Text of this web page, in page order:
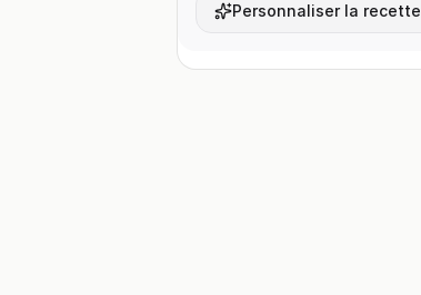
Personnaliser la recette